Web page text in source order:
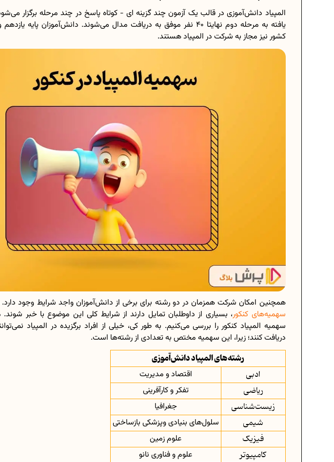
المپیاد دانش‌آموزی در قالب یک آزمون چند گزینه ای - کوتاه پاسخ در چند مرحله برگزار
یافته به مرحله دوم نهایتا 40 نفر موفق به دریافت مدال می‌شوند. دانش‌آموزان پایه
کشور نیز مجاز به شرکت در المپیاد هستند.
همچنین امکان شرکت همزمان در دو رشته برای برخی از دانش‌آموزان واجد شرایط وجود
سهمیه‌های کنکور، بسیاری از داوطلبان تمایل دارند از شرایط کلی این موضوع با خبر
سهمیه المپیاد کنکور را بررسی می‌کنیم. به طور کی، خیلی از افراد برگزیده در المپیاد
دریافت کنند؛ زیرا، این سهمیه مختص به تعدادی از رشته‌ها است.
رشته‌های المپیاد دانش‌آموزی
ادبی اقتصاد و مدیریت
ریاضی تفکر و کارآفرینی
زیست‌شناسی جغرافیا
شیمی سلول‌های بنیادی وپزشکی بازساختی
فیزیک علوم زمین
کامپیوتر علوم و فناوری نانو